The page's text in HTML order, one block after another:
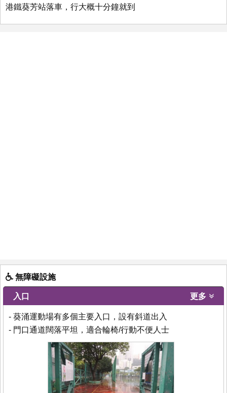
港鐵葵芳站落車，行大概十分鐘就到
無障礙設施
入口 更多
- 葵涌運動場有多個主要入口，設有斜道出入
- 門口通道闊落平坦，適合輪椅/行動不便人士